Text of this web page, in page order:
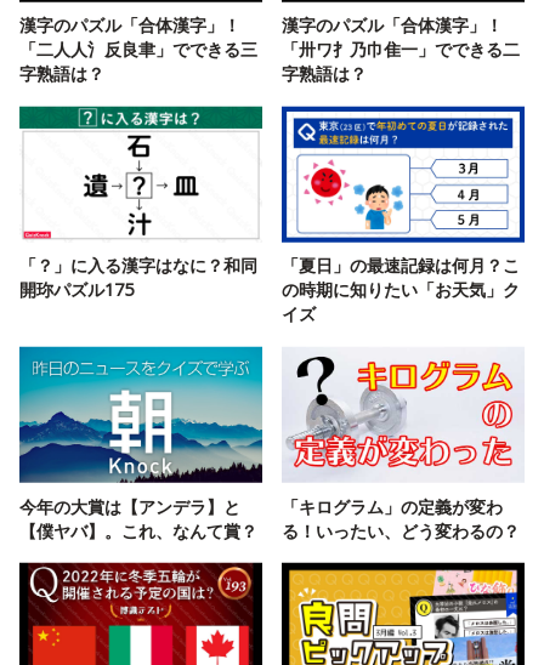
漢字のパズル「合体漢字」！
「二人人氵反良聿」でできる三
字熟語は？
漢字のパズル「合体漢字」！
「卅ワ扌乃巾隹一」でできる二
字熟語は？
「？」に入る漢字はなに？和同
開珎パズル175
「夏日」の最速記録は何月？こ
の時期に知りたい「お天気」ク
イズ
今年の大賞は【アンデラ】と
【僕ヤバ】。これ、なんて賞？
「キログラム」の定義が変わ
る！いったい、どう変わるの？